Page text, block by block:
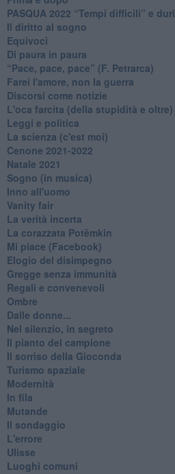
​PASQUA 2022 “Tempi difficili” e duri
Il diritto al sogno
Equivoci
Di paura in paura
​“Pace, pace, pace” (F. Petrarca)
Farei l'amore, non la guerra
Discorsi come notizie
L'oca farcita (della stupidità e oltre)
Leggi e politica
La scienza (c'est moi)
Cenone 2021-2022
Natale 2021
Sogno (in musica)
Inno all'uomo
Vanity fair
La verità incerta
La corazzata Potëmkin
Mi piace (Facebook)
Elogio del disimpegno
Gregge senza immunità
Regali e convenevoli
Ombre
Dalle donne...
Nel silenzio, in segreto
Il pianto del campione
Il sorriso della Gioconda
Turismo spaziale
Modernità
In fila
Mutande
Il sondaggio
L'errore
Ulisse
Luoghi comuni